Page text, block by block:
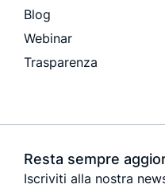
Blog
Webinar
Trasparenza
Resta sempre
Iscriviti alla nostra